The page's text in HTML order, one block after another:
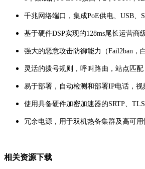
千兆网络端口，集成PoE供电、USB、
基于硬件DSP实现的128ms尾长运营
强大的恶意攻击防御能力（Fail2ban，
灵活的拨号规则，呼叫路由，站点匹
易于部署，自动检测和部署IP电话，
使用具备硬件加密加速器的SRTP、
冗余电源，用于双机热备集群及高可用
相关资源下载